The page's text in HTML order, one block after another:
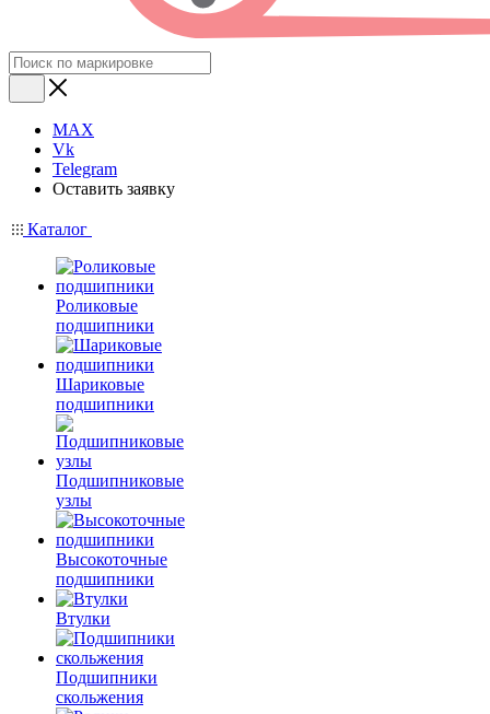
MAX
Vk
Telegram
Оставить заявку
Каталог
Роликовые
подшипники
Шариковые
подшипники
Подшипниковые
узлы
Высокоточные
подшипники
Втулки
Подшипники
скольжения